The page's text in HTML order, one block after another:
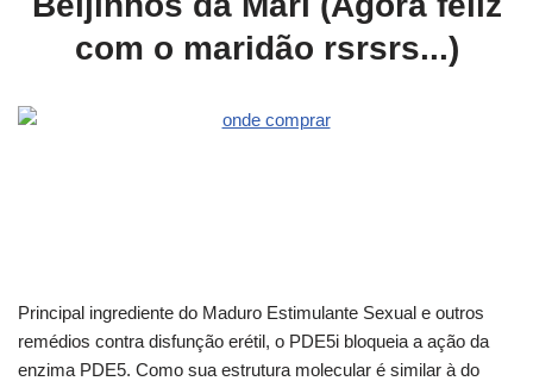
com o maridão rsrsrs...)
Principal ingrediente do Maduro Estimulante Sexual e outros
remédios contra disfunção erétil, o PDE5i bloqueia a ação da
enzima PDE5. Como sua estrutura molecular é similar à do